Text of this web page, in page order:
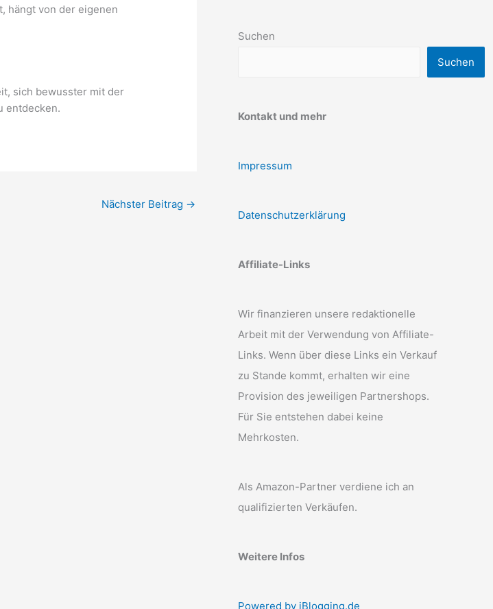
hängt von der eigenen
sich bewusster mit der
entdecken.
Nächster Beitrag →
Suchen
Suchen
Kontakt und mehr
Impressum
Datenschutzerklärung
Affiliate-Links
Wir finanzieren unsere redaktionelle
Arbeit mit der Verwendung von Affiliate-
Links. Wenn über diese Links ein Verkauf
zu Stande kommt, erhalten wir eine
Provision des jeweiligen Partnershops.
Für Sie entstehen dabei keine
Mehrkosten.
Als Amazon-Partner verdiene ich an
qualifizierten Verkäufen.
Weitere Infos
Powered by iBlogging.de